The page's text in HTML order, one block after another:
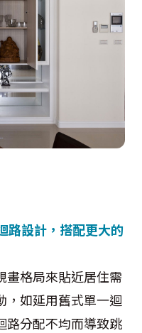
路設計，搭配更大的
畫格局來貼近居住需
，如延用舊式單一迴
路分配不均而導致跳